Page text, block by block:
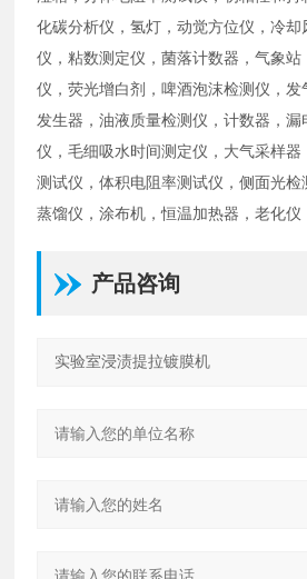
化碳分析仪，氢灯，动觉方位仪，冷却
仪，粘数测定仪，菌落计数器，气象
仪，荧光增白剂，啤酒泡沫检测仪，
发生器，油液质量检测仪，计数器，漏
仪，毛细吸水时间测定仪，大气采样
测试仪，体积电阻率测试仪，侧面光
蒸馏仪，涂布机，恒温加热器，老化仪
产品咨询